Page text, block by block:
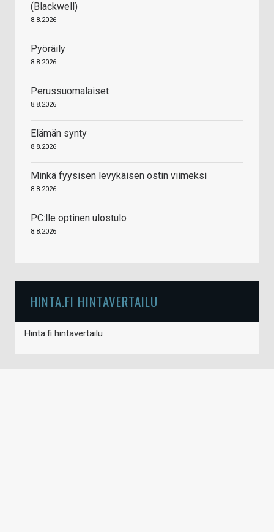
(Blackwell)
8.8.2026
Pyöräily
8.8.2026
Perussuomalaiset
8.8.2026
Elämän synty
8.8.2026
Minkä fyysisen levykäisen ostin viimeksi
8.8.2026
PC:lle optinen ulostulo
8.8.2026
HINTA.FI HINTAVERTAILU
Hinta.fi hintavertailu